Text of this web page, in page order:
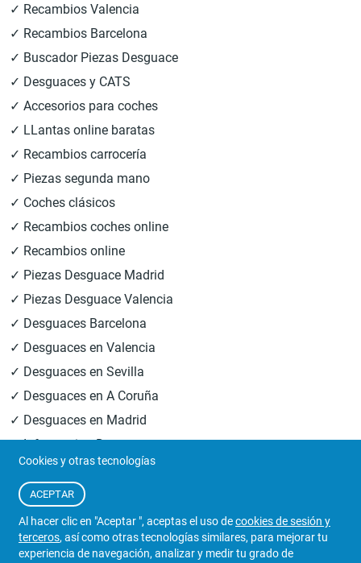
✓ Recambios Valencia
✓ Recambios Barcelona
✓ Buscador Piezas Desguace
✓ Desguaces y CATS
✓ Accesorios para coches
✓ LLantas online baratas
✓ Recambios carrocería
✓ Piezas segunda mano
✓ Coches clásicos
✓ Recambios coches online
✓ Recambios online
✓ Piezas Desguace Madrid
✓ Piezas Desguace Valencia
✓ Desguaces Barcelona
✓ Desguaces en Valencia
✓ Desguaces en Sevilla
✓ Desguaces en A Coruña
✓ Desguaces en Madrid
✓ Informacion Desguaces
© 2026Central Desguaces Europiezas
reservados.
Cookies y otras tecnologías
ACEPTAR
Al hacer clic en "Aceptar ", aceptas el uso decookies de sesión y
terceros, así como otras tecnologías similares, para mejorar tu
experiencia de navegación, analizar y medir tu grado de